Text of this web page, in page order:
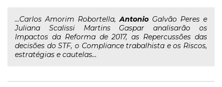
...Carlos Amorim Robortella,Antonio Galvão Peres e
Juliana Scalissi Martins Gaspar analisarão os
Impactos da Reforma de 2017, as Repercussões das
decisões do STF, o Compliance trabalhista e os Riscos,
estratégias e cautelas...